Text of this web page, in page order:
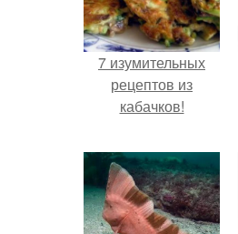
7 изумительных
рецептов из
кабачков!